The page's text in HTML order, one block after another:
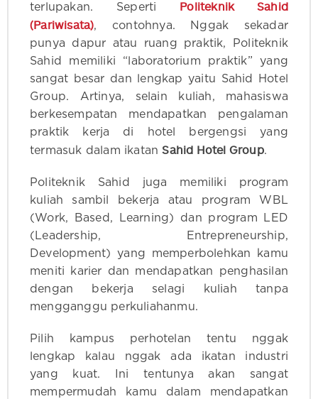
terlupakan. Seperti Politeknik Sahid
(Pariwisata), contohnya. Nggak sekadar
punya dapur atau ruang praktik, Politeknik
Sahid memiliki “laboratorium praktik” yang
sangat besar dan lengkap yaitu Sahid Hotel
Group. Artinya, selain kuliah, mahasiswa
berkesempatan mendapatkan pengalaman
praktik kerja di hotel bergengsi yang
termasuk dalam ikatanSahid Hotel Group.
Politeknik Sahid juga memiliki program
kuliah sambil bekerja atau program WBL
(Work, Based, Learning) dan program LED
(Leadership, Entrepreneurship,
Development) yang memperbolehkan kamu
meniti karier dan mendapatkan penghasilan
dengan bekerja selagi kuliah tanpa
mengganggu perkuliahanmu.
Pilih kampus perhotelan tentu nggak
lengkap kalau nggak ada ikatan industri
yang kuat. Ini tentunya akan sangat
mempermudah kamu dalam mendapatkan